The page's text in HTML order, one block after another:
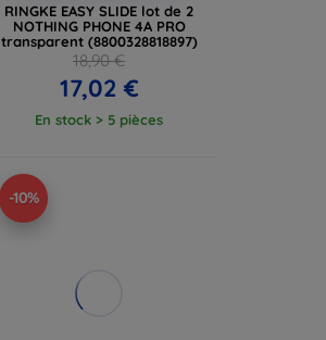
RINGKE EASY SLIDE lot de 2
NOTHING PHONE 4A PRO
transparent (8800328818897)
18,90 €
17,02 €
En stock > 5 pièces
-10%